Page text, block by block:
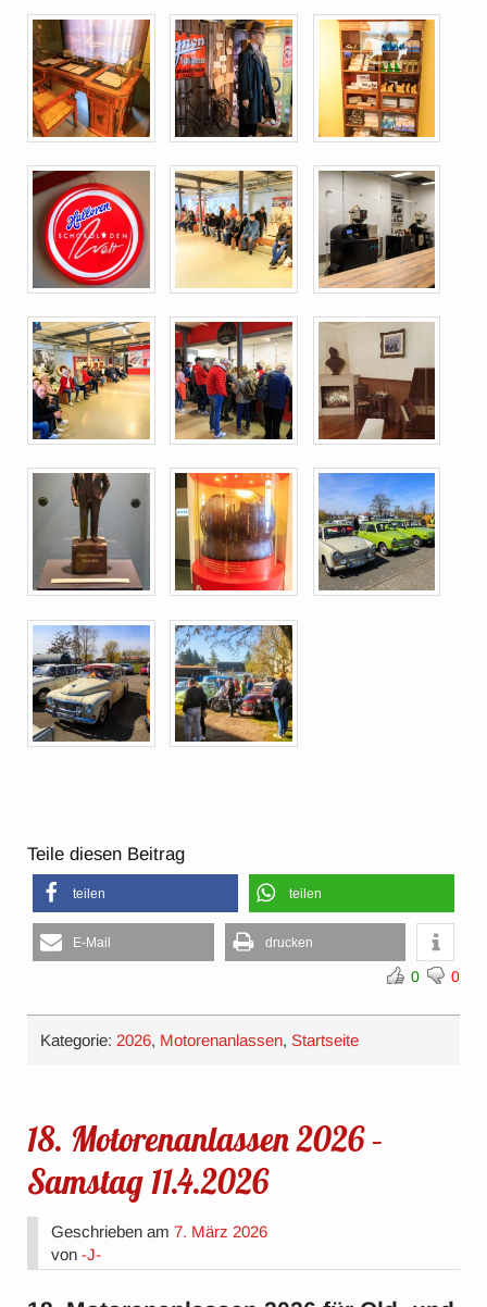
Teile diesen Beitrag
teilen teilen
E-Mail drucken
0 0
Kategorie: 2026, Motorenanlassen,Startseite
18. Motorenanlassen 2026 –
Samstag 11.4.2026
Geschrieben am7. März 2026
von-J-